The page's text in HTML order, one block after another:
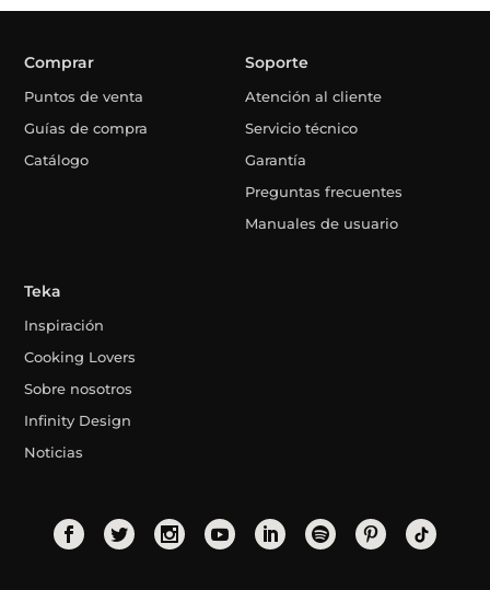
Comprar
Puntos de venta
Guías de compra
Catálogo
Soporte
Atención al cliente
Servicio técnico
Garantía
Preguntas frecuentes
Manuales de usuario
Teka
Inspiración
Cooking Lovers
Sobre nosotros
Infinity Design
Noticias